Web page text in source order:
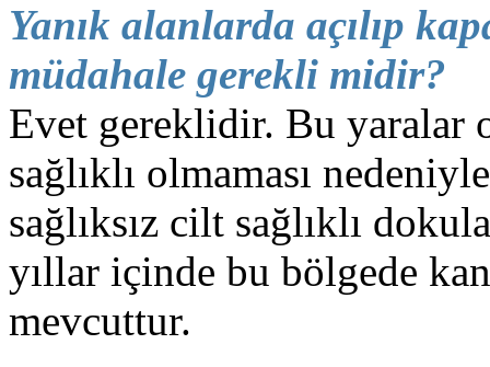
Yanık alanlarda açılıp
müdahale gerekli midir?
Evet gereklidir. Bu yaralar
sağlıklı olmaması
sağlıksız cilt sağlıklı
yıllar içinde bu bölgede
mevcuttur.